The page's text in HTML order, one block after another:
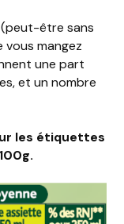
(peut-être sans
mangez
une part
et un nombre
les étiquettes